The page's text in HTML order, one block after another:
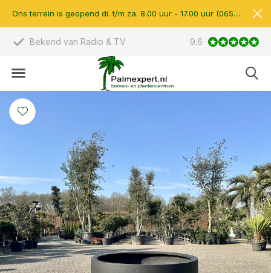
Scherpe prijzen & eigen import
9.6
Ons terrein is geopend di. t/m za. 8.00 uur - 17.00 uur (0657510597)